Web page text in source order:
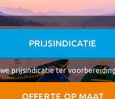
PRIJSINDICATIE
prijsindicatie ter
OFFERTE OP MAAT